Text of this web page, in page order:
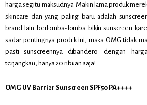
harga segitu maksudnya. Makin lama produk
skincare dan yang paling baru adalah
brand lain berlomba-lomba bikin sunscreen
sadar pentingnya produk ini, maka OMG tidak
pasti sunscreennya dibanderol dengan
terjangkau, hanya 20 ribuan saja!
OMG UV Barrier Sunscreen SPF50 PA++++